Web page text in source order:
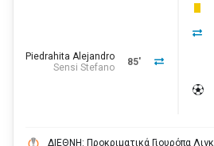
85'
Piedrahita Alejandro
Sensi Stefano
ΔΙΕΘΝΗ: Προκριματικά Γιουρόπα Λιγκ